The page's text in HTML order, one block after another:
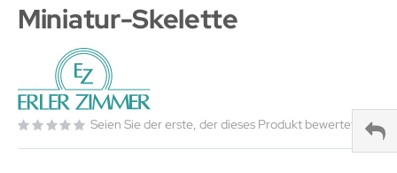
Miniatur-Skelette
Seien Sie der erste, der dieses Produkt bewertet